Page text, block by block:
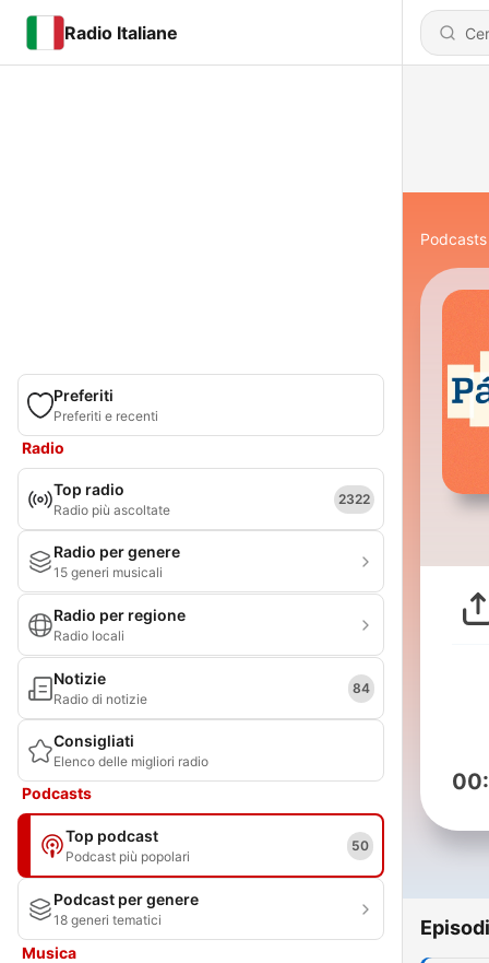
Radio Italiane
Preferiti
Preferiti e recenti
Radio
Top radio
Radio più ascoltate
2322
Radio per genere
15 generi musicali
Radio per regione
Radio locali
Notizie
Radio di notizie
84
Consigliati
Elenco delle migliori radio
Podcasts
Top podcast
Podcast più popolari
50
Podcast per genere
18 generi tematici
Musica
Podcasts
Episodi